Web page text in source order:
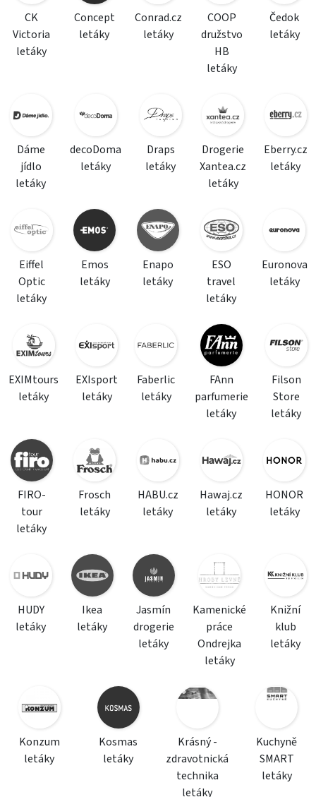
CK
Victoria
letáky
Concept
letáky
Conrad.cz
letáky
COOP
družstvo
HB
letáky
Čedok
letáky
Dáme
jídlo
letáky
decoDoma
letáky
Draps
letáky
Drogerie
Xantea.cz
letáky
Eberry.cz
letáky
Eiffel
Optic
letáky
Emos
letáky
Enapo
letáky
ESO
travel
letáky
Euronova
letáky
EXIMtours
letáky
EXIsport
letáky
Faberlic
letáky
FAnn
parfumerie
letáky
Filson
Store
letáky
FIRO-
tour
letáky
Frosch
letáky
HABU.cz
letáky
Hawaj.cz
letáky
HONOR
letáky
HUDY
letáky
Ikea
letáky
Jasmín
drogerie
letáky
Kamenické
práce
Ondrejka
letáky
Knižní
klub
letáky
Konzum
letáky
Kosmas
letáky
Krásný -
zdravotnická
technika
letáky
Kuchyně
SMART
letáky